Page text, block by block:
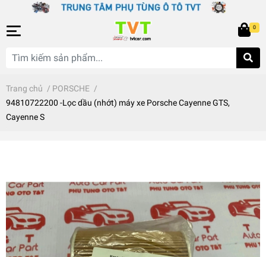
0
Trang chủ / PORSCHE /
94810722200 -Lọc dầu (nhớt) máy xe Porsche Cayenne GTS,
Cayenne S